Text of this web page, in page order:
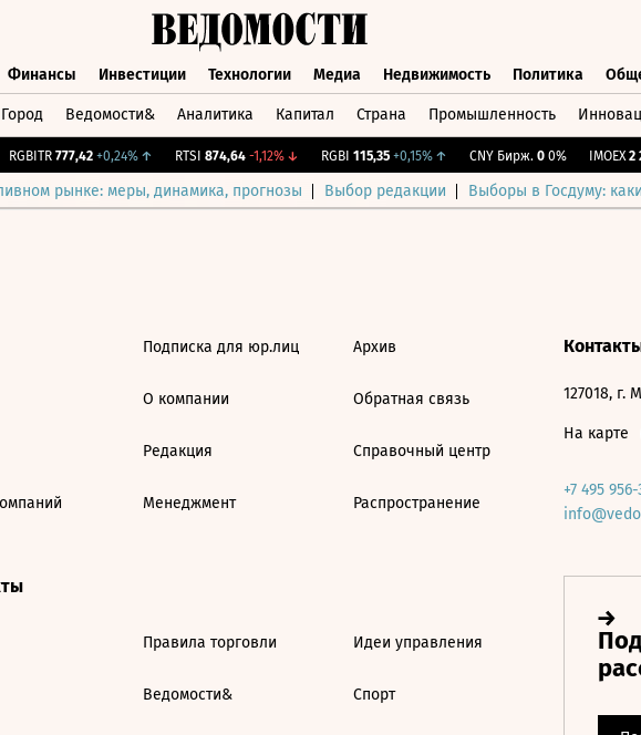
Финансы Инвестиции Технологии Медиа Недвижимость Политика
Город Ведомости& Аналитика Капитал Страна Промышленность
RGBITR 777,42 +0,24%↑ RTSI 874,64 -1,12%↓ RGBI 115,35 +0,15%↑ CNY Бирж. 0 0% IMOEX 2
рынке: меры, динамика, прогнозы Выбор редакции Выборы в Госдуму:
Подписка для юр.лиц
О компании
Редакция
Менеджмент
Архив
Обратная связь
Справочный центр
Распространение
Правила торговли
Ведомости&
Идеи управления
Спорт
127018, г.
На карте
+7 495